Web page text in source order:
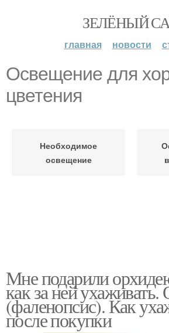
ЗЕЛЁНЫЙ
главная новости
Освещение для
цветения
Необходимое
освещение
Мне подарили
как за ней ухаживать.
(фаленопсис). Как
после покупки